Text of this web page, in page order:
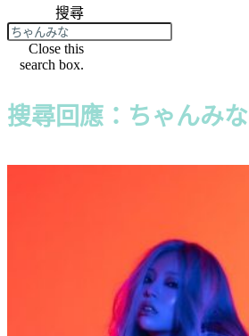
搜尋
Close this
search box.
搜尋回應：ちゃんみな